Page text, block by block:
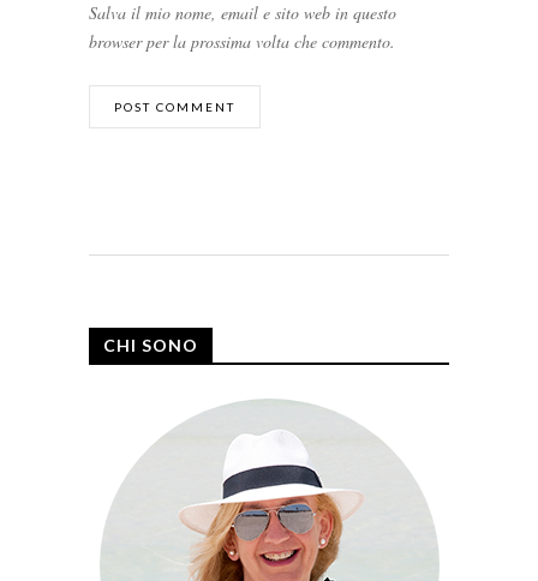
Salva il mio nome, email e sito web in questo
browser per la prossima volta che commento.
CHI SONO